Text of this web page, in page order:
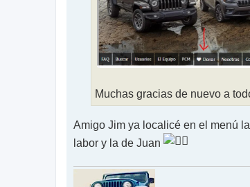
Muchas gracias de nuevo a
Amigo Jim ya localicé en el menú
labor y la de Juan